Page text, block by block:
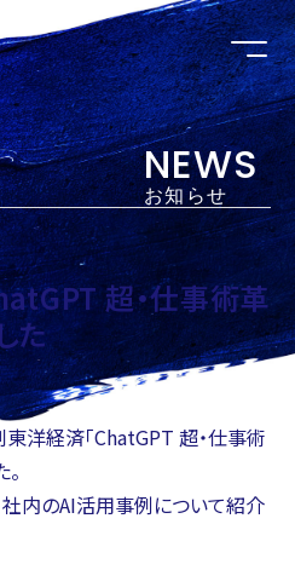
NEWS
お知らせ
超・仕事術革
た
洋経済「ChatGPT 超・仕事術
社内のAI活用事例について紹介